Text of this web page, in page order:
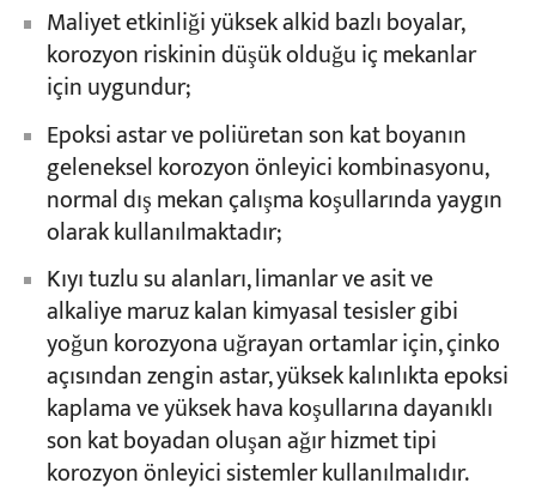
Maliyet etkinliği yüksek alkid bazlı boyalar,
korozyon riskinin düşük olduğu iç mekanlar
için uygundur;
Epoksi astar ve poliüretan son kat boyanın
geleneksel korozyon önleyici kombinasyonu,
normal dış mekan çalışma koşullarında yaygın
olarak kullanılmaktadır;
Kıyı tuzlu su alanları, limanlar ve asit ve
alkaliye maruz kalan kimyasal tesisler gibi
yoğun korozyona uğrayan ortamlar için, çinko
açısından zengin astar, yüksek kalınlıkta epoksi
kaplama ve yüksek hava koşullarına dayanıklı
son kat boyadan oluşan ağır hizmet tipi
korozyon önleyici sistemler kullanılmalıdır.